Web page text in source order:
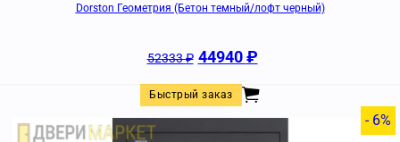
Dorston Геометрия (Бетон темный/лофт черный)
52333₽ 44940₽
Быстрый заказ
- 6%